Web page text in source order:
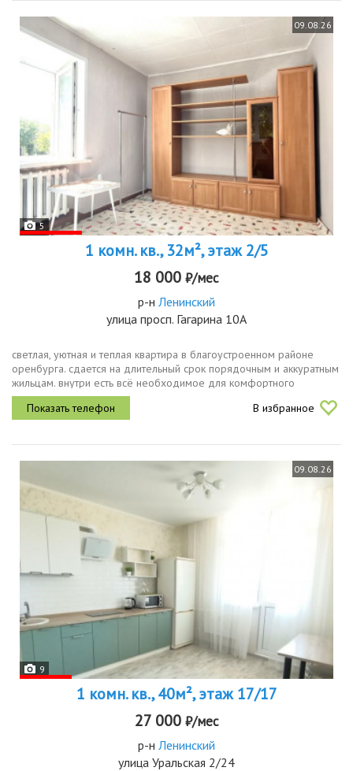
09.08.26
5
1 комн. кв., 32м², этаж 2/5
18 000 ₽/мес
р-н Ленинский
улица просп. Гагарина 10А
светлая, уютная и теплая квартира в благоустроенном районе
оренбурга. сдается на длительный срок порядочным и аккуратным
жильцам. внутри есть всё необходимое для комфортного
проживания.дом находится в районе с отлично развитой
инфраструктурой. в...
В избранное
09.08.26
9
1 комн. кв., 40м², этаж 17/17
27 000 ₽/мес
р-н Ленинский
улица Уральская 2/24